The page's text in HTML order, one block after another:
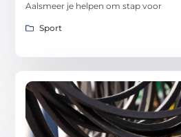
Aalsmeer je helpen om stap voor
Sport